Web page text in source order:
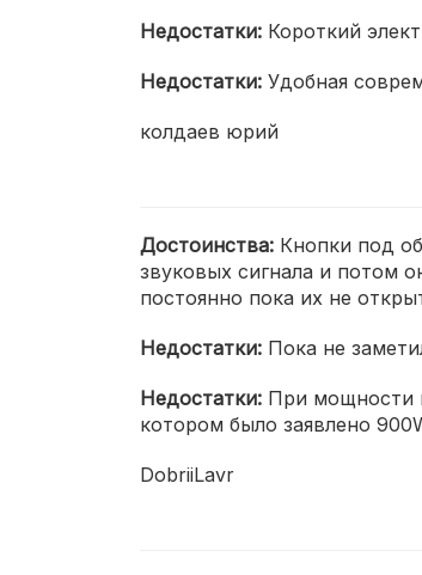
Недостатки: Короткий
Недостатки: Удобная
колдаев юрий
Достоинства: Кнопки под
звуковых сигнала и потом
постоянно пока их не
Недостатки: Пока не
Недостатки: При мощности
котором было заявлено
DobriiLavr